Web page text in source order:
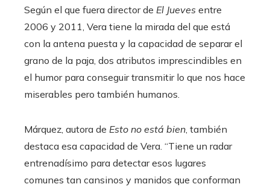
Según el que fuera director de El Jueves entre
2006 y 2011, Vera tiene la mirada del que está
con la antena puesta y la capacidad de separar el
grano de la paja, dos atributos imprescindibles en
el humor para conseguir transmitir lo que nos hace
miserables pero también humanos.
Márquez, autora de Esto no está bien, también
destaca esa capacidad de Vera. “Tiene un radar
entrenadísimo para detectar esos lugares
comunes tan cansinos y manidos que conforman